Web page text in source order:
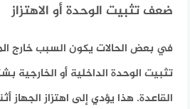
ضعف تثبيت الوحدة أو الاهتزاز
في بعض الحالات يكون السبب خارج
تثبيت الوحدة الداخلية أو الخارجية
القاعدة. هذا يؤدي إلى اهتزاز الجهاز